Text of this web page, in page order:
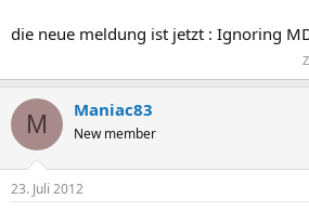
die neue meldung ist jetzt : Ignoring
M Maniac83
New member
23. Juli 2012